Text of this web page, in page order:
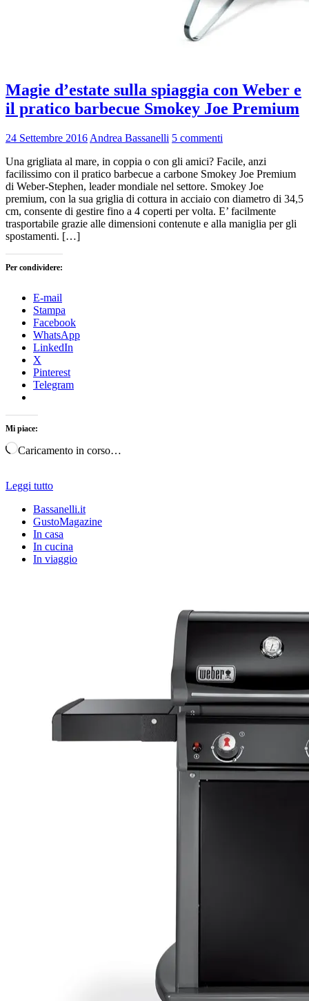
Magie d’estate sulla spiaggia con Weber e
il pratico barbecue Smokey Joe Premium
24 Settembre 2016 Andrea Bassanelli 5 commenti
Una grigliata al mare, in coppia o con gli amici? Facile, anzi
facilissimo con il pratico barbecue a carbone Smokey Joe Premium
di Weber-Stephen, leader mondiale nel settore. Smokey Joe
premium, con la sua griglia di cottura in acciaio con diametro di 34,5
cm, consente di gestire fino a 4 coperti per volta. E’ facilmente
trasportabile grazie alle dimensioni contenute e alla maniglia per gli
spostamenti. […]
Per condividere:
E-mail
Stampa
Facebook
WhatsApp
LinkedIn
X
Pinterest
Telegram
Mi piace:
Caricamento in corso…
Leggi tutto
Bassanelli.it
GustoMagazine
In casa
In cucina
In viaggio